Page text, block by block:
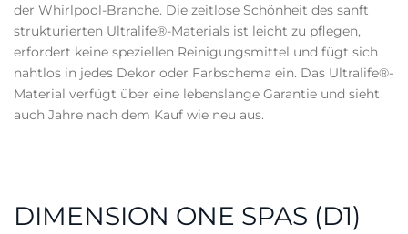
der Whirlpool-Branche. Die zeitlose Schönheit des sanft
strukturierten Ultralife®-Materials ist leicht zu pflegen,
erfordert keine speziellen Reinigungsmittel und fügt sich
nahtlos in jedes Dekor oder Farbschema ein. Das Ultralife®-
Material verfügt über eine lebenslange Garantie und sieht
auch Jahre nach dem Kauf wie neu aus.
DIMENSION ONE SPAS (D1)